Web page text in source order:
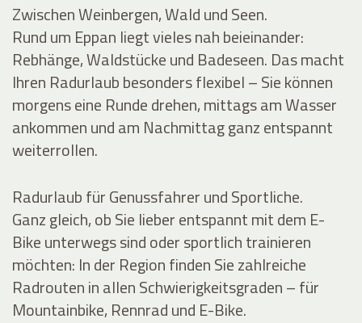
Zwischen Weinbergen, Wald und Seen.
Rund um Eppan liegt vieles nah beieinander:
Rebhänge, Waldstücke und Badeseen. Das macht
Ihren Radurlaub besonders flexibel – Sie können
morgens eine Runde drehen, mittags am Wasser
ankommen und am Nachmittag ganz entspannt
weiterrollen.
Radurlaub für Genussfahrer und Sportliche.
Ganz gleich, ob Sie lieber entspannt mit dem E-
Bike unterwegs sind oder sportlich trainieren
möchten: In der Region finden Sie zahlreiche
Radrouten in allen Schwierigkeitsgraden – für
Mountainbike, Rennrad und E-Bike.